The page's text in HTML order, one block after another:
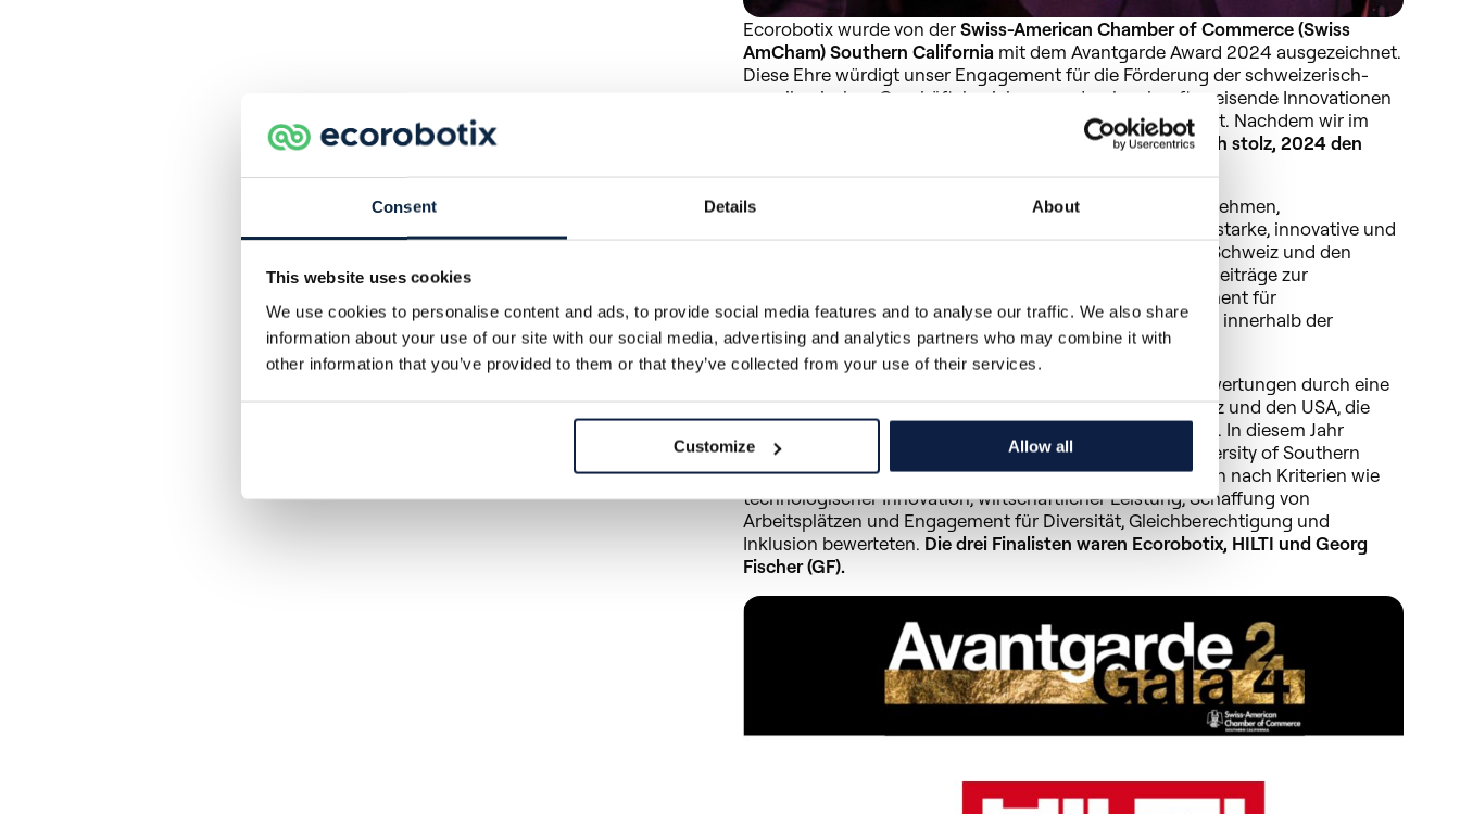
Consent Details About
This website uses cookies
We use cookies to personalise content and ads, to provide social media features and to analyse our traffic. We also share
information about your use of our site with our social media, advertising and analytics partners who may combine it with
other information that you’ve provided to them or that they’ve collected from your use of their services.
Customize Allow all
Ecorobotix wurde von derSwiss-American Chamber of Commerce (Swiss
AmCham) Southern California mit dem Avantgarde Award 2024 ausgezeichnet.
Diese Ehre würdigt unser Engagement für die Förderung der schweizerisch-
amerikanischen Geschäftsbeziehungen durch zukunftsweisende Innovationen
und bedeutende Beiträge zur nachhaltigen Landwirtschaft. Nachdem wir im
sind wir unglaublich stolz, 2024 den
Der Avantgarde Award würdigt die Leistungen von Unternehmen,
gemeinnützigen Organisationen und Einzelpersonen, die starke, innovative und
für beide Seiten vorteilhafte Verbindungen zwischen der Schweiz und den
Vereinigten Staaten fördern. Ecorobotix wurde für seine Beiträge zur
Spitzentechnologie in der Landwirtschaft, unser Engagement für
Umweltverantwortung und den positiven Einfluss, den wir innerhalb der
Branche erzielt haben, ausgezeichnet.
Der strenge Auswahlprozess für diesen Preis umfasst Bewertungen durch eine
angesehene Jury, bestehend aus Experten aus der Schweiz und den USA, die
Industrie, Wissenschaft und die Regierung repräsentieren. In diesem Jahr
umfasste die Jury Vertreter von Institutionen wie der University of Southern
California (USC) und der ETH Zürich, die die Einreichungen nach Kriterien wie
technologischer Innovation, wirtschaftlicher Leistung, Schaffung von
Arbeitsplätzen und Engagement für Diversität, Gleichberechtigung und
Inklusion bewerteten. Die drei Finalisten waren Ecorobotix, HILTI und Georg
Fischer (GF).